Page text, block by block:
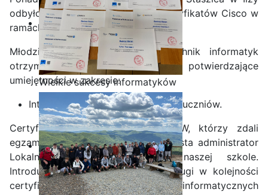
Wielkie sukcesy informatyków
ze Staszica w Akademii
CISCO!
odbyło się uroczyste wręczenie certyfikatów Cisco w
ramach działającej Lokalnej Akademii.
Młodzież z klasy pierwszej technik informatyk
otrzymała dyplomy i zaświadczenia potwierdzające
umiejętności w zakresie:
Introduction to Cybersecurity – 4 uczniów.
Certyfikat uczniom klasy I TI/OPW, którzy zdali
egzamin finałowywręczył Kamil Krosta administrator
Lokalnej Akademii CISCO w naszej szkole.
Introduction to Cybersecurity to drugi w kolejności
certyfikat jednej z największych firm informatycznych